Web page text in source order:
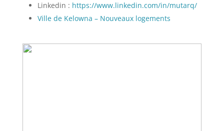
Linkedin : https://www.linkedin.com/in/mutarq/
Ville de Kelowna – Nouveaux logements